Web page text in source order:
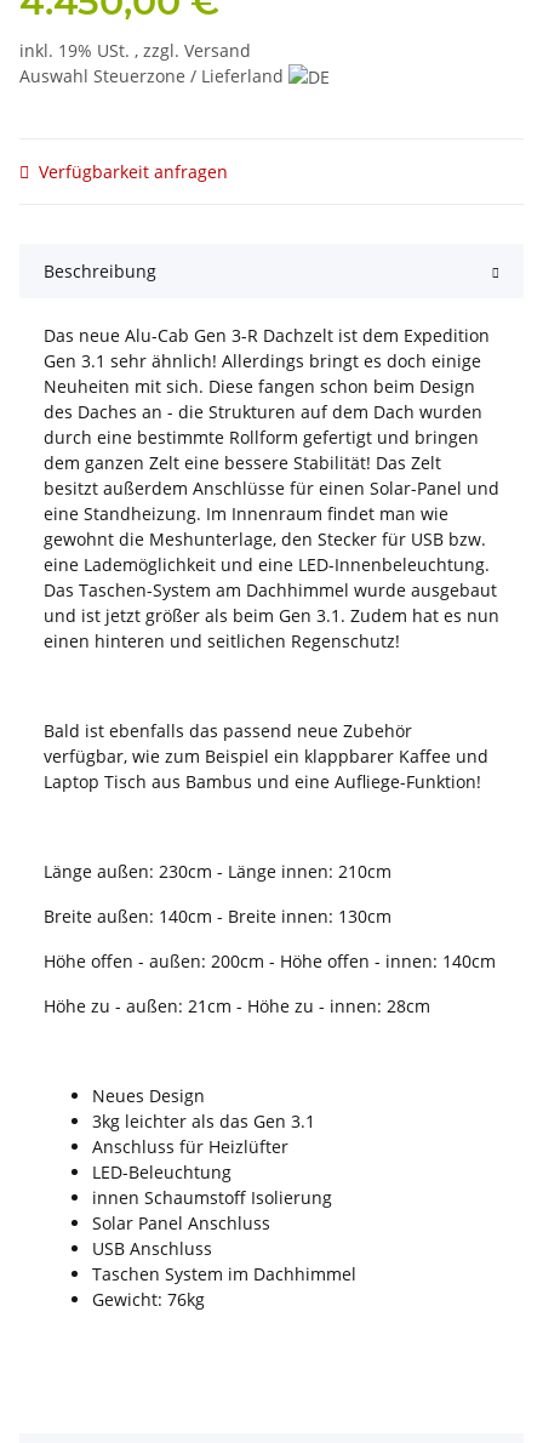
inkl. 19% USt. , zzgl. Versand
Auswahl Steuerzone / Lieferland
Verfügbarkeit anfragen
Beschreibung
Das neue Alu-Cab Gen 3-R Dachzelt ist dem Expedition
Gen 3.1 sehr ähnlich! Allerdings bringt es doch einige
Neuheiten mit sich. Diese fangen schon beim Design
des Daches an - die Strukturen auf dem Dach wurden
durch eine bestimmte Rollform gefertigt und bringen
dem ganzen Zelt eine bessere Stabilität! Das Zelt
besitzt außerdem Anschlüsse für einen Solar-Panel und
eine Standheizung. Im Innenraum findet man wie
gewohnt die Meshunterlage, den Stecker für USB bzw.
eine Lademöglichkeit und eine LED-Innenbeleuchtung.
Das Taschen-System am Dachhimmel wurde ausgebaut
und ist jetzt größer als beim Gen 3.1. Zudem hat es nun
einen hinteren und seitlichen Regenschutz!
Bald ist ebenfalls das passend neue Zubehör
verfügbar, wie zum Beispiel ein klappbarer Kaffee und
Laptop Tisch aus Bambus und eine Aufliege-Funktion!
Länge außen: 230cm - Länge innen: 210cm
Breite außen: 140cm - Breite innen: 130cm
Höhe offen - außen: 200cm - Höhe offen - innen: 140cm
Höhe zu - außen: 21cm - Höhe zu - innen: 28cm
Neues Design
3kg leichter als das Gen 3.1
Anschluss für Heizlüfter
LED-Beleuchtung
innen Schaumstoff Isolierung
Solar Panel Anschluss
USB Anschluss
Taschen System im Dachhimmel
Gewicht: 76kg